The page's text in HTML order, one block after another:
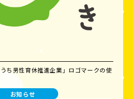
ち男性育休推進企業」ロゴマークの使
お知らせ